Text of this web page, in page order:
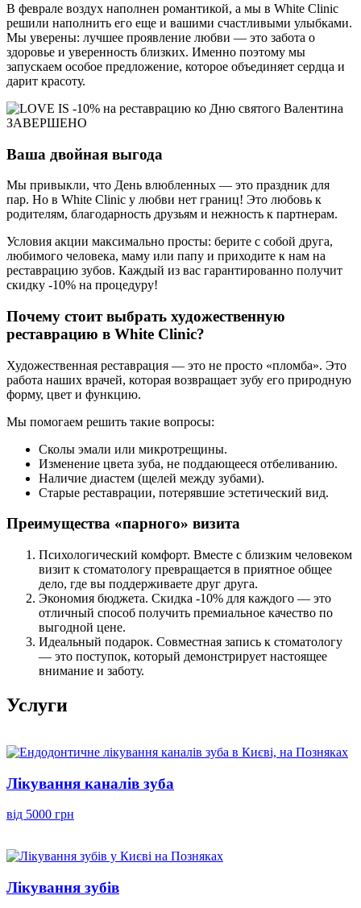
В феврале воздух наполнен романтикой, а мы в White Clinic
решили наполнить его еще и вашими счастливыми улыбками.
Мы уверены: лучшее проявление любви — это забота о
здоровье и уверенность близких. Именно поэтому мы
запускаем особое предложение, которое объединяет сердца и
дарит красоту.
ЗАВЕРШЕНО
Ваша двойная выгода
Мы привыкли, что День влюбленных — это праздник для
пар. Но в White Clinic у любви нет границ! Это любовь к
родителям, благодарность друзьям и нежность к партнерам.
Условия акции максимально просты: берите с собой друга,
любимого человека, маму или папу и приходите к нам на
реставрацию зубов. Каждый из вас гарантированно получит
скидку -10% на процедуру!
Почему стоит выбрать художественную
реставрацию в White Clinic?
Художественная реставрация — это не просто «пломба». Это
работа наших врачей, которая возвращает зубу его природную
форму, цвет и функцию.
Мы помогаем решить такие вопросы:
Сколы эмали или микротрещины.
Изменение цвета зуба, не поддающееся отбеливанию.
Наличие диастем (щелей между зубами).
Старые реставрации, потерявшие эстетический вид.
Преимущества «парного» визита
Психологический комфорт. Вместе с близким человеком
визит к стоматологу превращается в приятное общее
дело, где вы поддерживаете друг друга.
Экономия бюджета. Скидка -10% для каждого — это
отличный способ получить премиальное качество по
выгодной цене.
Идеальный подарок. Совместная запись к стоматологу
— это поступок, который демонстрирует настоящее
внимание и заботу.
Услуги
Лікування каналів зуба
від 5000 грн
Лікування зубів